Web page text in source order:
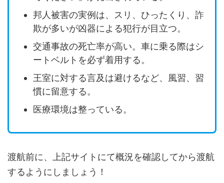
邦人被害の実例は、スリ、ひったくり、詐
欺が多いが凶器による犯行が目立つ。
交通事故の死亡率が高い。車に乗る際はシ
ートベルトを必ず着用する。
王室に対する言及は避けるなど、風習、習
慣に留意する。
医療環境は整っている。
渡航前に、上記サイトにて概況を確認してから渡航
するようにしましょう！